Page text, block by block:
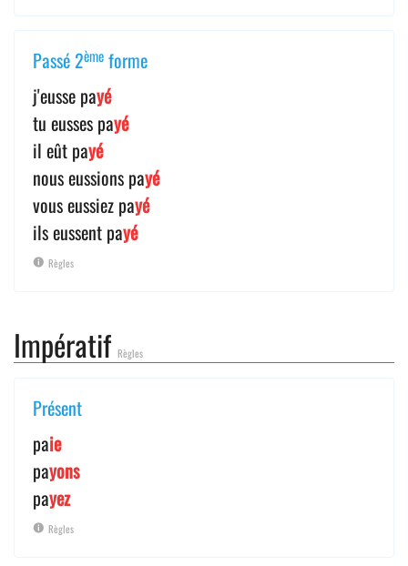
Passé 2ème forme
j'eusse payé
tu eusses payé
il eût payé
nous eussions payé
vous eussiez payé
ils eussent payé
Règles
Impératif Règles
Présent
paie
payons
payez
Règles